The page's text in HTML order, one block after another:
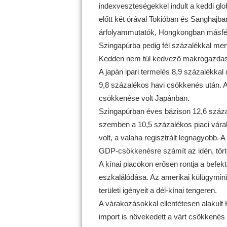
indexveszteségekkel indult a keddi
előtt két órával Tokióban és
árfolyammutatók, Hongkongban
Szingapúrba pedig fél százalékkal
Kedden nem túl kedvező
A japán ipari termelés 8,9
9,8 százalékos havi csökkenés után.
csökkenése volt Japánban.
Szingapúrban éves bázison 12,6
szemben a 10,5 százalékos piaci
volt, a valaha regisztrált legnagyobb.
GDP-csökkenésre számít az idén,
A kínai piacokon erősen rontja a
eszkalálódása. Az amerikai
területi igényeit a dél-kínai tengeren.
A várakozásokkal ellentétesen
import is növekedett a várt